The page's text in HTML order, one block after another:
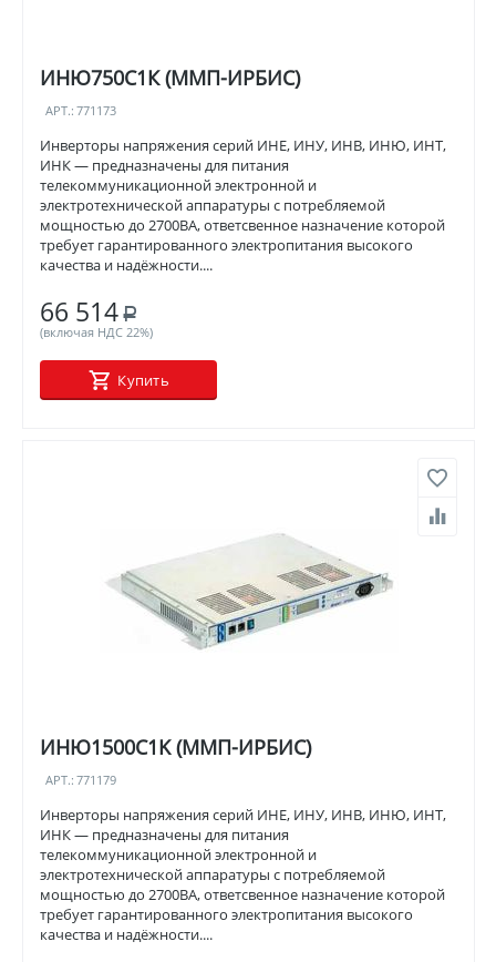
ИНЮ750С1К (ММП-ИРБИС)
АРТ.: 771173
Инверторы напряжения серий ИНЕ, ИНУ, ИНВ, ИНЮ, ИНТ,
ИНК — предназначены для питания
телекоммуникационной электронной и
электротехнической аппаратуры с потребляемой
мощностью до 2700ВА, ответсвенное назначение которой
требует гарантированного электропитания высокого
качества и надёжности....
66 514 Р
(включая НДС 22%)
Купить
ИНЮ1500С1K (ММП-ИРБИС)
АРТ.: 771179
Инверторы напряжения серий ИНЕ, ИНУ, ИНВ, ИНЮ, ИНТ,
ИНК — предназначены для питания
телекоммуникационной электронной и
электротехнической аппаратуры с потребляемой
мощностью до 2700ВА, ответсвенное назначение которой
требует гарантированного электропитания высокого
качества и надёжности....